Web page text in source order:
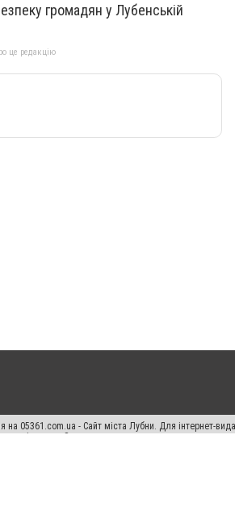
громадян у Лубенській
це редакцію
05361.com.ua - Сайт міста Лубни. Для інтернет-
Законом.